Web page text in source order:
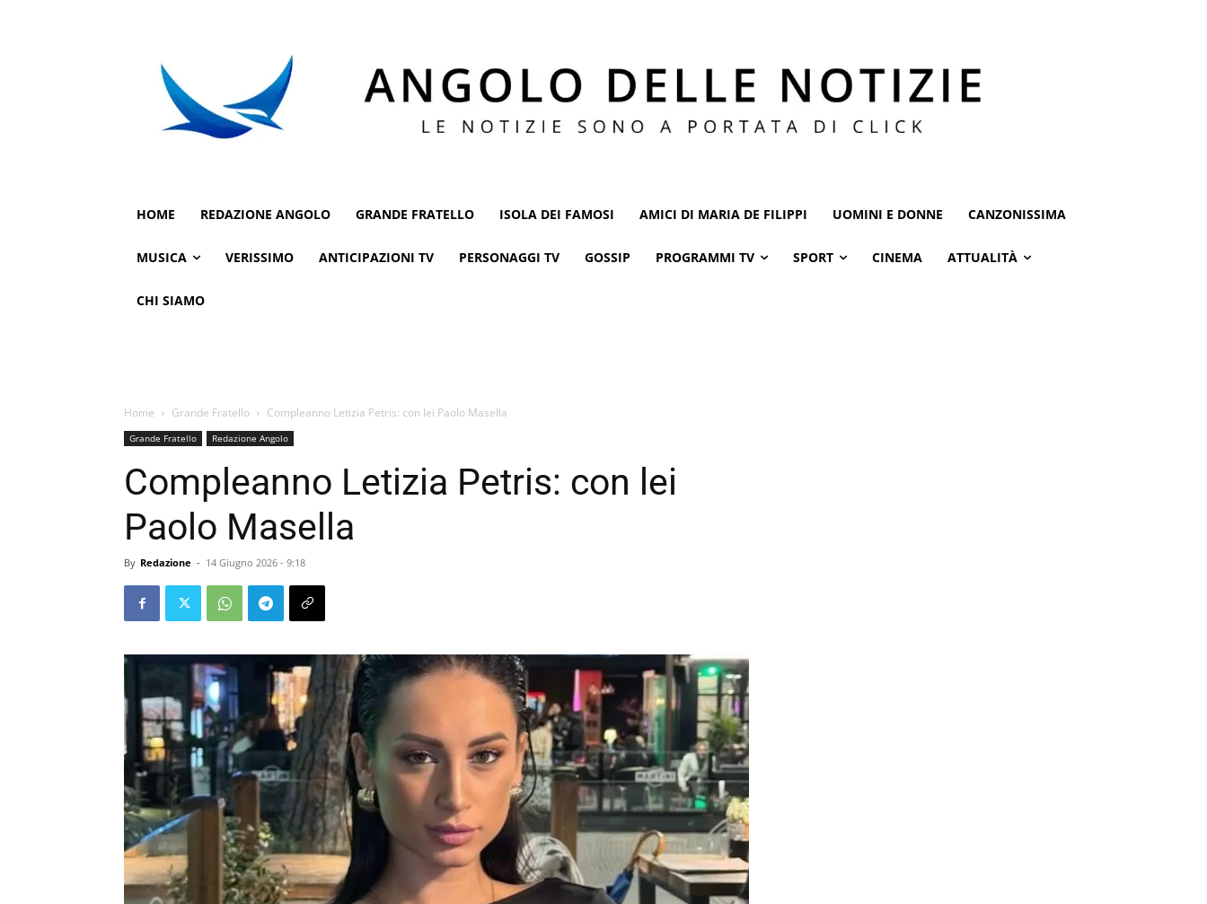
HOME REDAZIONE ANGOLO GRANDE FRATELLO ISOLA DEI FAMOSI AMICI DI MARIA DE FILIPPI UOMINI E DONNE CANZONISSIMA
MUSICA VERISSIMO ANTICIPAZIONI TV PERSONAGGI TV GOSSIP PROGRAMMI TV SPORT CINEMA ATTUALITÀ
CHI SIAMO
Home Grande Fratello Compleanno Letizia Petris: con lei Paolo Masella
Grande Fratello Redazione Angolo
Compleanno Letizia Petris: con lei
Paolo Masella
By Redazione - 14 Giugno 2026 - 9:18